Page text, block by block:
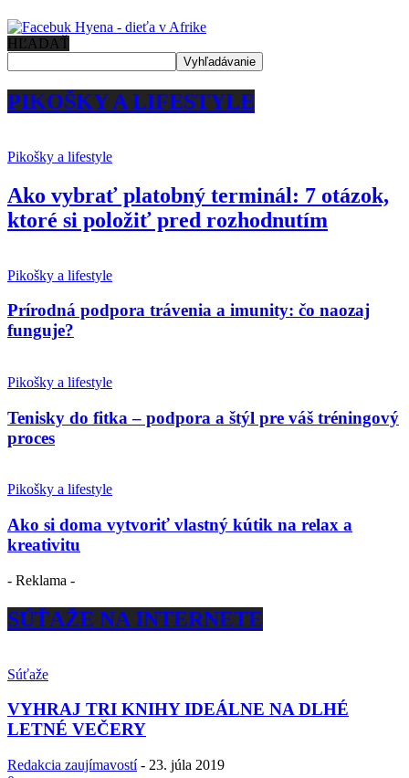
HĽADAŤ
PIKOŠKY A LIFESTYLE
Pikošky a lifestyle
Ako vybrať platobný terminál: 7 otázok,
ktoré si položiť pred rozhodnutím
Pikošky a lifestyle
Prírodná podpora trávenia a imunity: čo naozaj
funguje?
Pikošky a lifestyle
Tenisky do fitka – podpora a štýl pre váš tréningový
proces
Pikošky a lifestyle
Ako si doma vytvoriť vlastný kútik na relax a
kreativitu
- Reklama -
SÚŤAŽE NA INTERNETE
Súťaže
VYHRAJ TRI KNIHY IDEÁLNE NA DLHÉ
LETNÉ VEČERY
Redakcia zaujímavostí - 23. júla 2019